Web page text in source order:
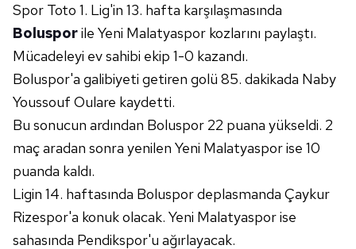
Spor Toto 1. Lig'in 13. hafta karşılaşmasında
Bolusporile Yeni Malatyaspor kozlarını paylaştı.
Mücadeleyi ev sahibi ekip 1-0 kazandı.
Boluspor'a galibiyeti getiren golü 85. dakikada Naby
Youssouf Oulare kaydetti.
Bu sonucun ardından Boluspor 22 puana yükseldi. 2
maç aradan sonra yenilen Yeni Malatyaspor ise 10
puanda kaldı.
Ligin 14. haftasında Boluspor deplasmanda Çaykur
Rizespor'a konuk olacak. Yeni Malatyaspor ise
sahasında Pendikspor'u ağırlayacak.